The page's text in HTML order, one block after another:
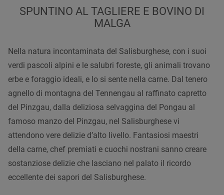
SPUNTINO AL TAGLIERE E BOVINO DI
MALGA
Nella natura incontaminata del Salisburghese, con i suoi
verdi pascoli alpini e le salubri foreste, gli animali trovano
erbe e foraggio ideali, e lo si sente nella carne. Dal tenero
agnello di montagna del Tennengau al raffinato capretto
del Pinzgau, dalla deliziosa selvaggina del Pongau al
famoso manzo del Pinzgau, nel Salisburghese vi
attendono vere delizie d’alto livello. Fantasiosi maestri
della carne, chef premiati e cuochi nostrani sanno creare
sostanziose delizie che lasciano nel palato il ricordo
eccellente dei sapori del Salisburghese.